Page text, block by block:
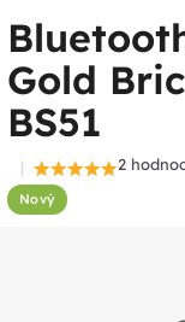
Gold
BS51
Nový
Průměrné
2